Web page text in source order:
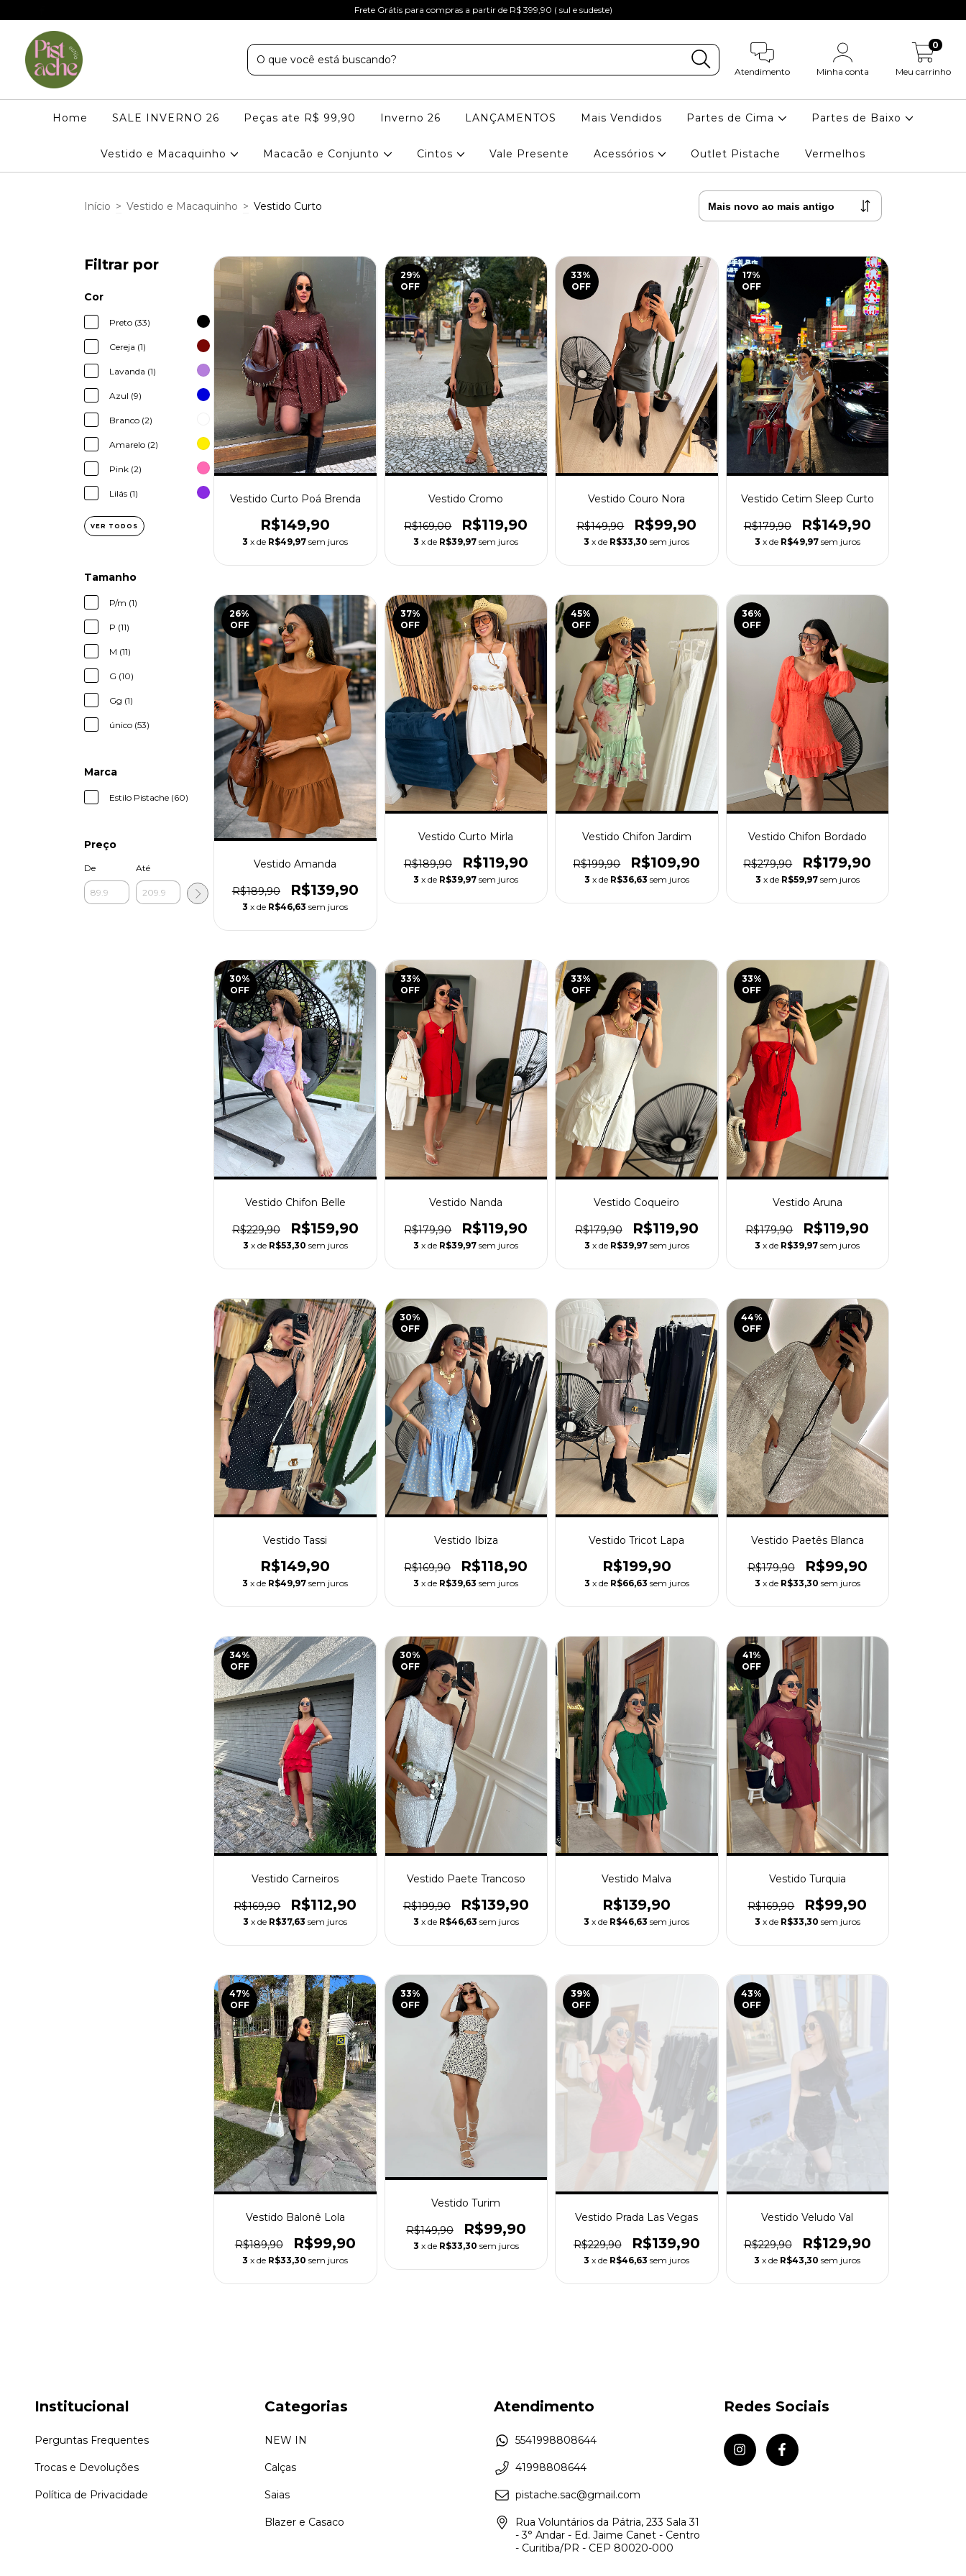
Frete Grátis para compras a partir de R$ 399,90 ( sul e sudeste)
Atendimento Minha conta Meu carrinho
0
Home SALE INVERNO 26 Peças ate R$ 99,90 Inverno 26 LANÇAMENTOS Mais Vendidos Partes de Cima Partes de Baixo
Vestido e Macaquinho Macacão e Conjunto Cintos Vale Presente Acessórios Outlet Pistache Vermelhos
Início > Vestido e Macaquinho > Vestido Curto
Filtrar por
Cor
Preto (33)
Cereja (1)
Lavanda (1)
Azul (9)
Branco (2)
Amarelo (2)
Pink (2)
Lilás (1)
VER TODOS
Tamanho
P/m (1)
P (11)
M (11)
G (10)
Gg (1)
único (53)
Marca
Estilo Pistache (60)
Preço
De Até
Vestido Curto Poá Brenda
R$149,90
3 x de R$49,97 sem juros
29%
OFF
Vestido Cromo
R$169,00 R$119,90
3 x de R$39,97 sem juros
33%
OFF
Vestido Couro Nora
R$149,90 R$99,90
3 x de R$33,30 sem juros
17%
OFF
Vestido Cetim Sleep Curto
R$179,90 R$149,90
3 x de R$49,97 sem juros
26%
OFF
Vestido Amanda
R$189,90 R$139,90
3 x de R$46,63 sem juros
37%
OFF
Vestido Curto Mirla
R$189,90 R$119,90
3 x de R$39,97 sem juros
45%
OFF
Vestido Chifon Jardim
R$199,90 R$109,90
3 x de R$36,63 sem juros
36%
OFF
Vestido Chifon Bordado
R$279,90 R$179,90
3 x de R$59,97 sem juros
30%
OFF
Vestido Chifon Belle
R$229,90 R$159,90
3 x de R$53,30 sem juros
33%
OFF
Vestido Nanda
R$179,90 R$119,90
3 x de R$39,97 sem juros
33%
OFF
Vestido Coqueiro
R$179,90 R$119,90
3 x de R$39,97 sem juros
33%
OFF
Vestido Aruna
R$179,90 R$119,90
3 x de R$39,97 sem juros
Vestido Tassi
R$149,90
3 x de R$49,97 sem juros
30%
OFF
Vestido Ibiza
R$169,90 R$118,90
3 x de R$39,63 sem juros
Vestido Tricot Lapa
R$199,90
3 x de R$66,63 sem juros
44%
OFF
Vestido Paetês Blanca
R$179,90 R$99,90
3 x de R$33,30 sem juros
34%
OFF
Vestido Carneiros
R$169,90 R$112,90
3 x de R$37,63 sem juros
30%
OFF
Vestido Paete Trancoso
R$199,90 R$139,90
3 x de R$46,63 sem juros
Vestido Malva
R$139,90
3 x de R$46,63 sem juros
41%
OFF
Vestido Turquia
R$169,90 R$99,90
3 x de R$33,30 sem juros
47%
OFF
Vestido Balonê Lola
R$189,90 R$99,90
3 x de R$33,30 sem juros
33%
OFF
Vestido Turim
R$149,90 R$99,90
3 x de R$33,30 sem juros
39%
OFF
Vestido Prada Las Vegas
R$229,90 R$139,90
3 x de R$46,63 sem juros
43%
OFF
Vestido Veludo Val
R$229,90 R$129,90
3 x de R$43,30 sem juros
Institucional
Perguntas Frequentes
Trocas e Devoluções
Política de Privacidade
Categorias
NEW IN
Calças
Saias
Blazer e Casaco
Atendimento
5541998808644
41998808644
pistache.sac@gmail.com
Rua Voluntários da Pátria, 233 Sala 31
- 3° Andar - Ed. Jaime Canet - Centro
- Curitiba/PR - CEP 80020-000
Redes Sociais